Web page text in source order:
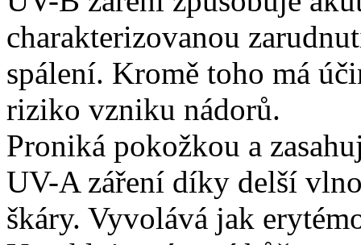
charakterizovanou
spálení. Kromě toho má
riziko vzniku nádorů.
Proniká pokožkou a
UV-A záření díky delší
škáry. Vyvolává jak